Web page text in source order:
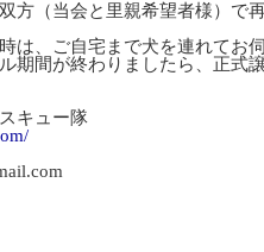
方（当会と里親希望者様）で
は、ご自宅まで犬を連れてお
期間が終わりましたら、正式
キュー隊